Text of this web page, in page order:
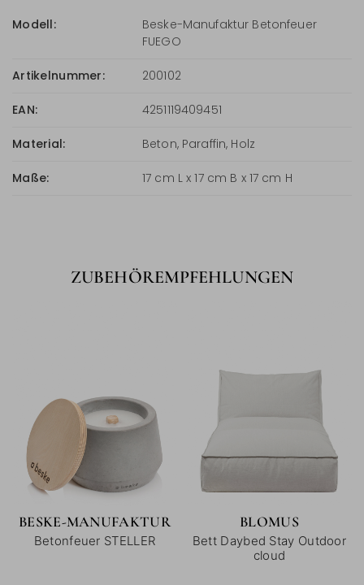
Modell:
Beske-Manufaktur Betonfeuer
FUEGO
Artikelnummer: 200102
EAN: 4251119409451
Material: Beton, Paraffin, Holz
Maße: 17 cm L x 17 cm B x 17 cm H
ZUBEHÖREMPFEHLUNGEN
BESKE-MANUFAKTUR
Betonfeuer STELLER
BLOMUS
Bett Daybed Stay Outdoor
cloud